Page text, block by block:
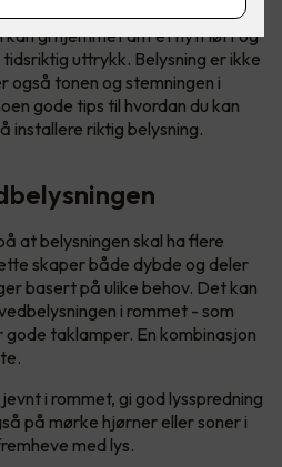
kan gi hjemmet ditt et nytt løft og
uttrykk. Belysning er ikke
også tonen og stemningen i
gode tips til hvordan du kan
installere riktig belysning.
at belysningen skal ha flere
skaper både dybde og deler
basert på ulike behov. Det kan
i rommet - som
taklamper. En kombinasjon
i rommet, gi god lysspredning
på mørke hjørner eller soner i
med lys.